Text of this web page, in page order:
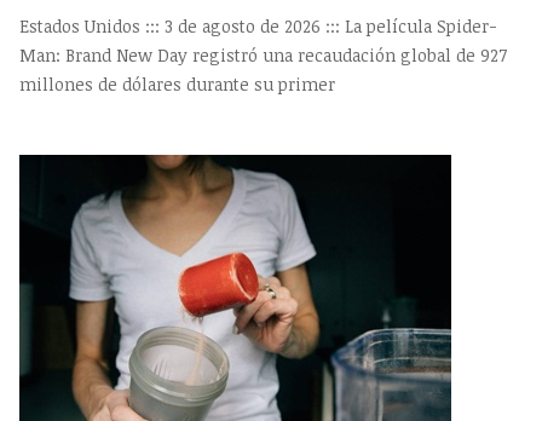
Estados Unidos ::: 3 de agosto de 2026 ::: La película Spider-
Man: Brand New Day registró una recaudación global de 927
millones de dólares durante su primer